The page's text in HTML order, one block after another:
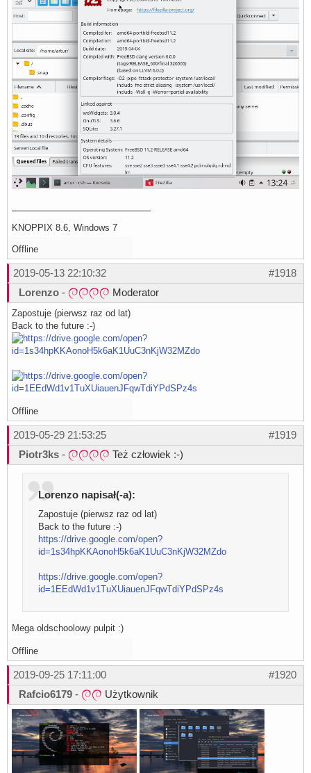
KNOPPIX 8.6, Windows 7
Offline
#1918
2019-05-13 22:10:32
Lorenzo - Moderator
Zapostuje (pierwsz raz od lat)
Back to the future :-)
Offline
#1919
2019-05-29 21:53:25
Piotr3ks - Też człowiek :-)
Lorenzo napisał(-a):
Zapostuje (pierwsz raz od lat)
Back to the future :-)
https://drive.google.com/open?
id=1s34hpKKAonoH5k6aK1UuC3nKjW32MZdo
https://drive.google.com/open?
id=1EEdWd1v1TuXUiauenJFqwTdiYPdSPz4s
Mega oldschoolowy pulpit :)
Offline
#1920
2019-09-25 17:11:00
Rafcio6179 - Użytkownik